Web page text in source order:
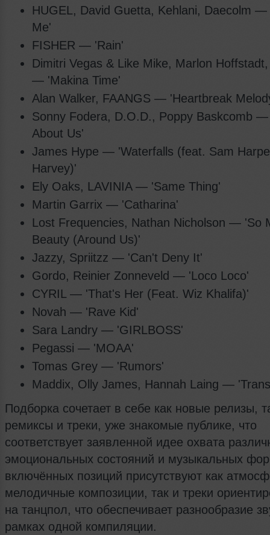
HUGEL, David Guetta, Kehlani, Daecolm
Me'
FISHER — 'Rain'
Dimitri Vegas & Like Mike, Marlon
— 'Makina Time'
Alan Walker, FAANGS — 'Heartbreak
Sonny Fodera, D.O.D., Poppy Baskcomb
About Us'
James Hype — 'Waterfalls (feat. Sam
Harvey)'
Ely Oaks, LAVINIA — 'Same Thing'
Martin Garrix — 'Catharina'
Lost Frequencies, Nathan Nicholson — 'So
Beauty (Around Us)'
Jazzy, Spriitzz — 'Can't Deny It'
Gordo, Reinier Zonneveld — 'Loco Loco'
CYRIL — 'That's Her (Feat. Wiz Khalifa)'
Novah — 'Rave Kid'
Sara Landry — 'GIRLBOSS'
Pegassi — 'MOAA'
Tomas Grey — 'Rumors'
Maddix, Olly James, Hannah Laing —
Подборка сочетает в себе как новые релизы,
ремиксы и треки, уже знакомые публике, что
соответствует заявленной идее охвата
эмоциональных состояний и музыкальных
включённых позиций присутствуют как
мелодичные композиции, так и треки
на танцпол, что обеспечивает разнообразие
рамках одной компиляции.